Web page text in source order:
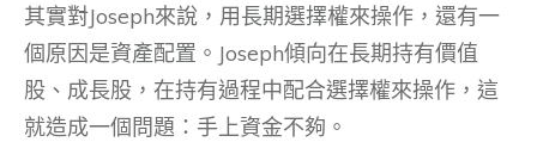
其實對Joseph來說，用長期選擇權來操作，還有一
個原因是資產配置。Joseph傾向在長期持有價值
股、成長股，在持有過程中配合選擇權來操作，這
就造成一個問題：手上資金不夠。